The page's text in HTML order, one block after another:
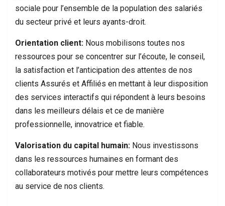
sociale pour l’ensemble de la population des salariés
du secteur privé et leurs ayants-droit.
Orientation client: Nous mobilisons toutes nos
ressources pour se concentrer sur l’écoute, le conseil,
la satisfaction et l’anticipation des attentes de nos
clients Assurés et Affiliés en mettant à leur disposition
des services interactifs qui répondent à leurs besoins
dans les meilleurs délais et ce de manière
professionnelle, innovatrice et fiable.
Valorisation du capital humain: Nous investissons
dans les ressources humaines en formant des
collaborateurs motivés pour mettre leurs compétences
au service de nos clients.